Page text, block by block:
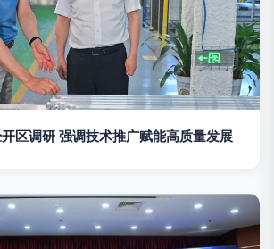
区调研 强调技术推广赋能高质量发展